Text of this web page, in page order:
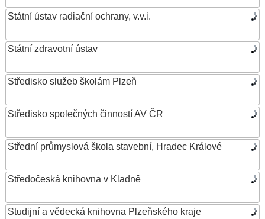
Státní ústav radiační ochrany, v.v.i.
Státní zdravotní ústav
Středisko služeb školám Plzeň
Středisko společných činností AV ČR
Střední průmyslová škola stavební, Hradec Králové
Středočeská knihovna v Kladně
Studijní a vědecká knihovna Plzeňského kraje